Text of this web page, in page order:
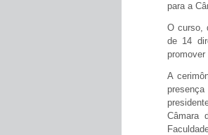
para a
O curso,
de 14
A
Câmara